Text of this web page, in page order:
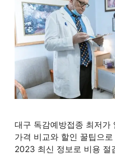
대구 독감예방접종 최저가
가격 비교와 할인 꿀팁으
2023 최신 정보로 비용 절